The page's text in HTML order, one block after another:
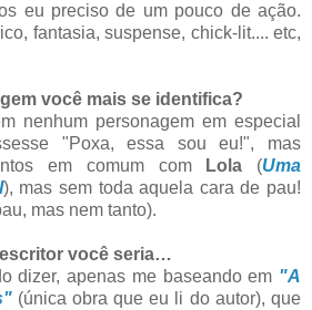
eu preciso de um pouco de ação.
fantasia, suspense, chick-lit.... etc,
você mais se identifica?
nenhum personagem em especial
"Poxa, essa sou eu!", mas
em comum com
Lola (Uma
), mas sem toda aquela cara de pau!
mas nem tanto).
você seria…
dizer, apenas me baseando em "A
(única obra que eu li do autor), que